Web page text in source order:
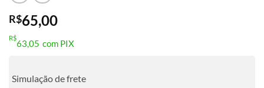
R$65,00
R$
63,05 com PIX
Simulação de frete